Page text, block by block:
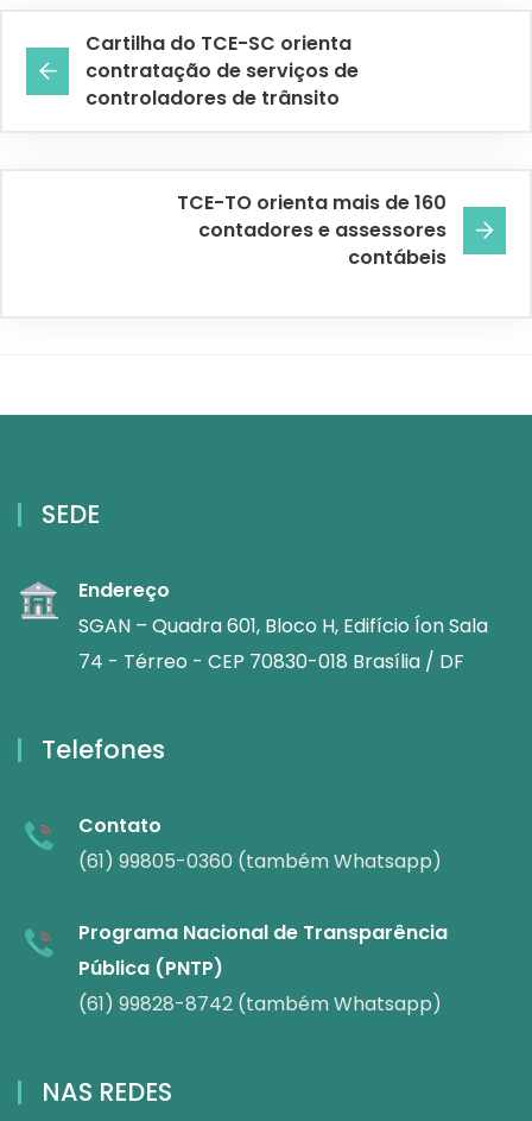
Cartilha do TCE-SC orienta
contratação de serviços de
controladores de trânsito
TCE-TO orienta mais de 160
contadores e assessores
contábeis
SEDE
Endereço
SGAN – Quadra 601, Bloco H, Edifício Íon Sala
74 - Térreo - CEP 70830-018 Brasília / DF
Telefones
Contato
(61) 99805-0360 (também Whatsapp)
Programa Nacional de Transparência
Pública (PNTP)
(61) 99828-8742 (também Whatsapp)
NAS REDES